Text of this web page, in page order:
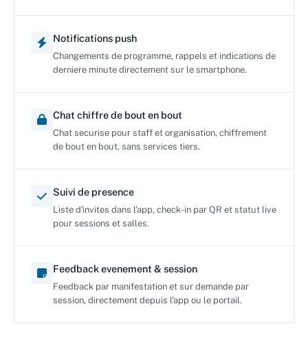
Notifications push
Changements de programme, rappels et indications de
derniere minute directement sur le smartphone.
Chat chiffre de bout en bout
Chat securise pour staff et organisation, chiffrement
de bout en bout, sans services tiers.
Suivi de presence
Liste d'invites dans l'app, check-in par QR et statut live
pour sessions et salles.
Feedback evenement & session
Feedback par manifestation et sur demande par
session, directement depuis l'app ou le portail.